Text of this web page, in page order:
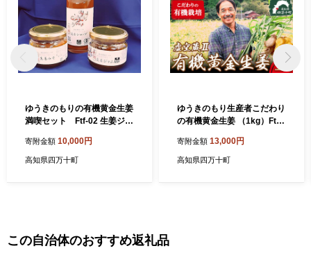
ゆうきのもりの有機黄金生姜
満喫セット Ftf-02 生姜ジャ
合せ セット ジンジャー しょ
うが
寄附金額 10,000円
高知県四万十町
ゆうきのもり生産者こだわり
の有機黄金生姜 （1kg）Ftf-
黄金しょうが 高知 国産 生姜
焼き しょうが湯 レシピ付 魚
寄附金額 13,000円
高知県四万十町
この自治体のおすすめ返礼品